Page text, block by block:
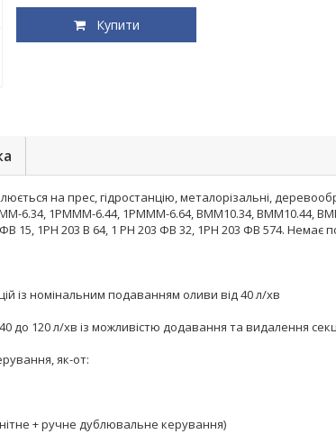
Купити
на прес, гідростанцію, металорізальні,
1РМММ-6.44, 1РМММ-6.64, ВММ10.34, ВММ10.44,
15, 1РН 203 В 64, 1 РН 203 ФВ 32, 1РН 203 ФВ 574. Немає
із номінальним подаванням оливи від 40 л/хв
40 до 120 л/хв із можливістю додавання та видалення
як-от:
+ ручне дублювальне керування)